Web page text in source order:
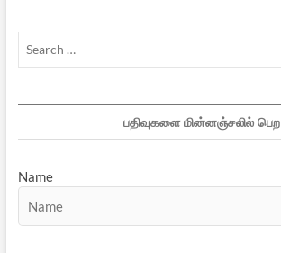
பதிவுகளை மின்னஞ்சலில் பெற
Name